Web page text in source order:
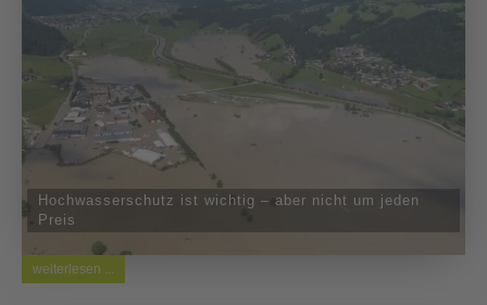
Hochwasserschutz ist wichtig – aber nicht um jeden
Preis
weiterlesen ...